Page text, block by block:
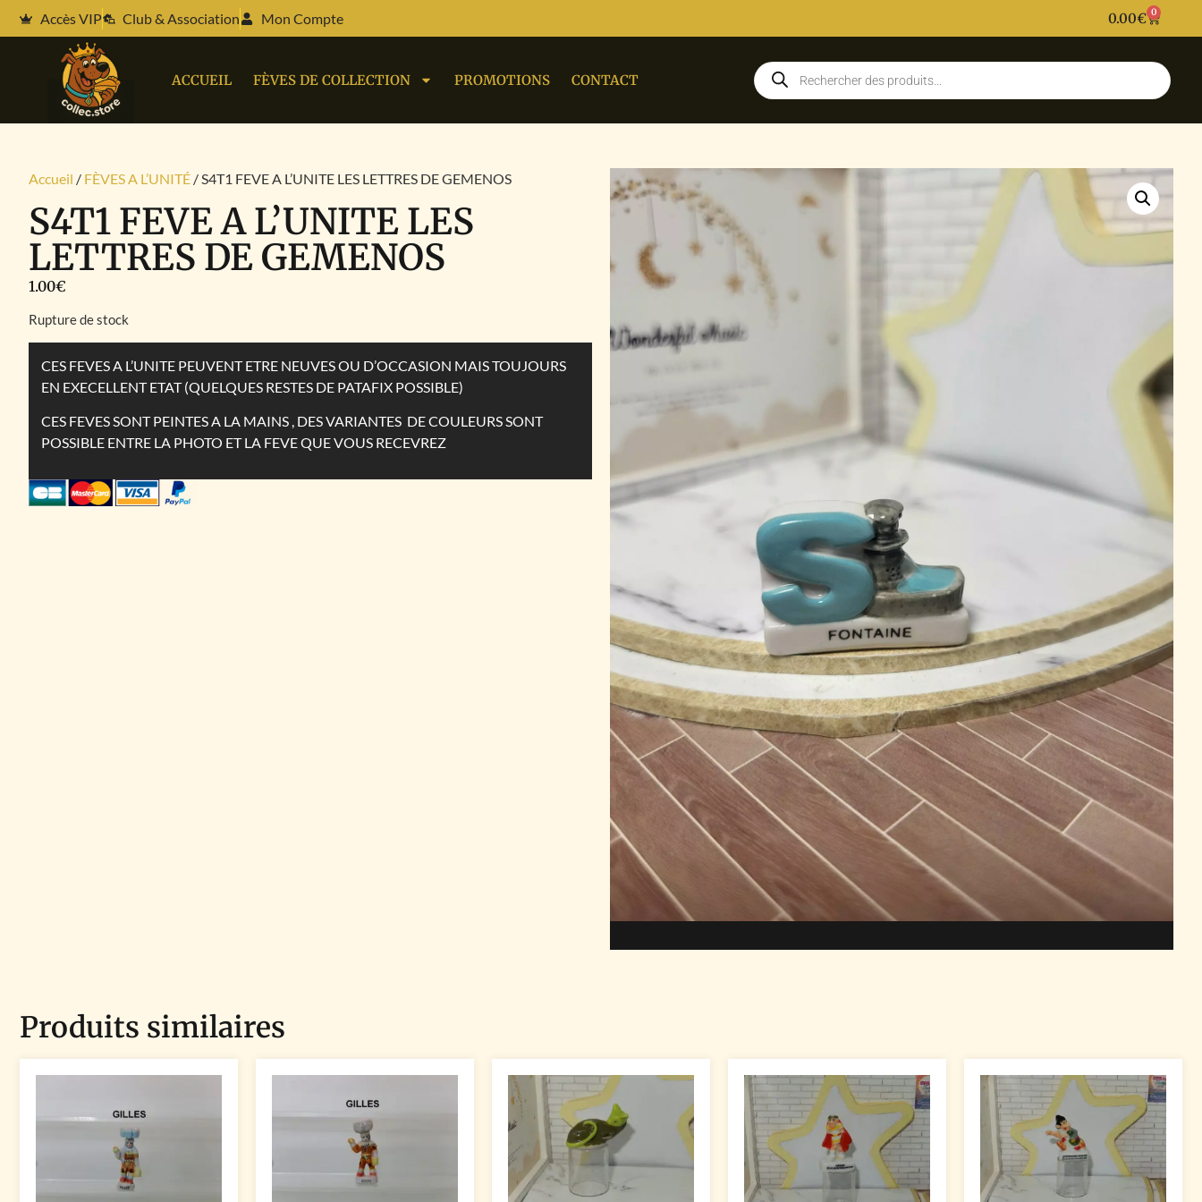
Accès VIP Club & Association Mon Compte 0.00€ 0
ACCUEIL FÈVES DE COLLECTION PROMOTIONS CONTACT
Accueil / FÈVES A L’UNITÉ / S4T1 FEVE A L’UNITE LES LETTRES DE GEMENOS
S4T1 FEVE A L’UNITE LES
LETTRES DE GEMENOS
1.00€
Rupture de stock
CES FEVES A L’UNITE PEUVENT ETRE NEUVES OU D’OCCASION MAIS TOUJOURS
EN EXECELLENT ETAT (QUELQUES RESTES DE PATAFIX POSSIBLE)
CES FEVES SONT PEINTES A LA MAINS , DES VARIANTES DE COULEURS SONT
POSSIBLE ENTRE LA PHOTO ET LA FEVE QUE VOUS RECEVREZ
Produits similaires